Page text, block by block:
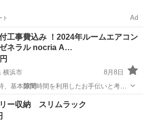
ト Ad
工事費込み ！2024年ルームエアコン
ネラル nocria A…
横浜市
8月8日
基本隙間時間を利用したお手伝いと考え
、空調家電 100V
ー収納 スリムラック